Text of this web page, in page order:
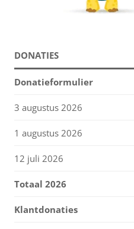
DONATIES
Donatieformulier
3 augustus 2026
1 augustus 2026
12 juli 2026
Totaal 2026
Klantdonaties